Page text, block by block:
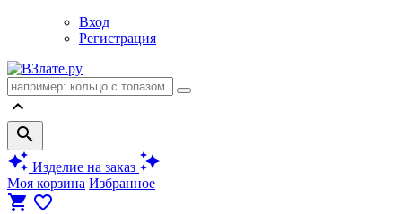
Вход
Регистрация
keyboard_arrow_up
search
auto_awesome Изделие на заказ auto_awesome
Моя корзина Избранное
shopping_cart favorite_border